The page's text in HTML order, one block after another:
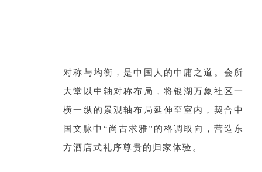
对称与均衡，是中国人的中庸之道。会所
大堂以中轴对称布局，将银湖万象社区一
横一纵的景观轴布局延伸至室内，契合中
国文脉中“尚古求雅”的格调取向，营造东
方酒店式礼序尊贵的归家体验。